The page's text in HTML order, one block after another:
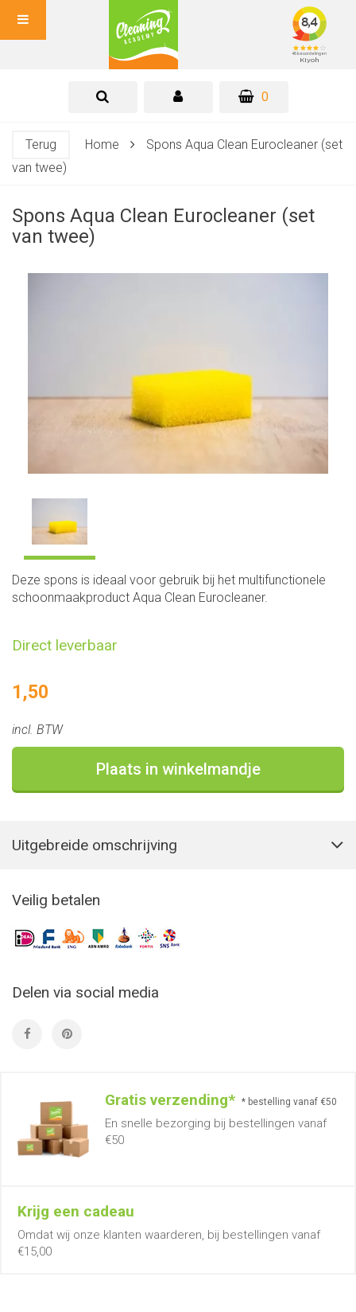
0
Terug Home
Spons Aqua Clean Eurocleaner (set
van twee)
Spons Aqua Clean Eurocleaner (set
van twee)
Deze spons is ideaal voor gebruik bij het multifunctionele
schoonmaakproduct Aqua Clean Eurocleaner.
Direct leverbaar
1,50
incl. BTW
Plaats in winkelmandje
Uitgebreide omschrijving
Veilig betalen
Delen via social media
Gratis verzending* * bestelling vanaf €50
En snelle bezorging bij bestellingen vanaf
€50
Krijg een cadeau
Omdat wij onze klanten waarderen, bij bestellingen vanaf
€15,00